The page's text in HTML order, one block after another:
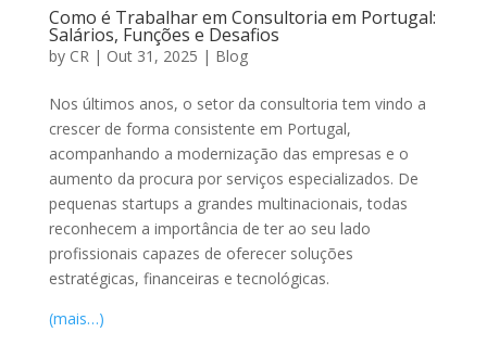
Como é Trabalhar em Consultoria em Portugal:
Salários, Funções e Desafios
by CR| Out 31, 2025 | Blog
Nos últimos anos, o setor da consultoria tem vindo a
crescer de forma consistente em Portugal,
acompanhando a modernização das empresas e o
aumento da procura por serviços especializados. De
pequenas startups a grandes multinacionais, todas
reconhecem a importância de ter ao seu lado
profissionais capazes de oferecer soluções
estratégicas, financeiras e tecnológicas.
(mais…)